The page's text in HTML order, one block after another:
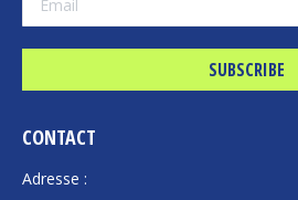
CONTACT
Adresse :